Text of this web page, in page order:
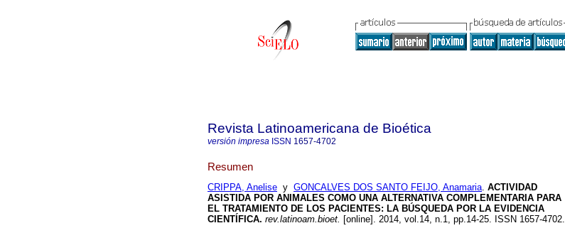
Revista Latinoamericana de Bioética
versión impresa ISSN 1657-4702
Resumen
CRIPPA, Anelise y GONCALVES DOS SANTO FEIJO, Anamaria. ACTIVIDAD
ASISTIDA POR ANIMALES COMO UNA ALTERNATIVA COMPLEMENTARIA PARA
EL TRATAMIENTO DE LOS PACIENTES: LA BÚSQUEDA POR LA EVIDENCIA
CIENTÍFICA. rev.latinoam.bioet. [online]. 2014, vol.14, n.1, pp.14-25. ISSN 1657-4702.